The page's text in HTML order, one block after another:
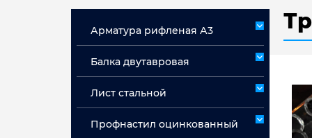
Арматура рифленая А3
Арматура мерная А3
Балка двутавровая
Лист стальной
Профнастил оцинкованный